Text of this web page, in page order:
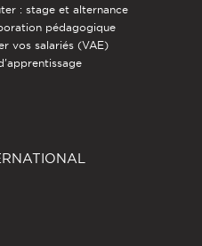
: stage et alternance
pédagogique
vos salariés (VAE)